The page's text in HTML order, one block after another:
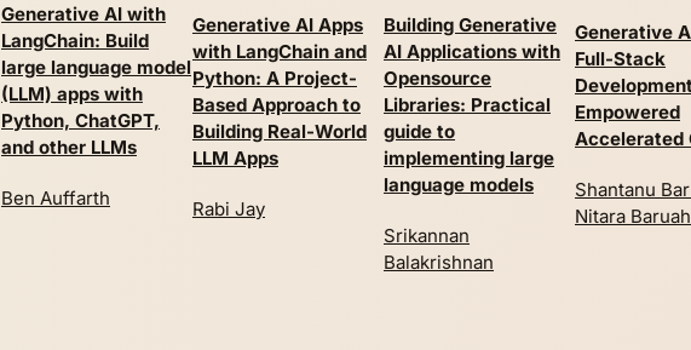
Generative AI with
LangChain: Build
large language model
(LLM) apps with
Python, ChatGPT,
and other LLMs
Ben Auffarth
Generative AI Apps
with LangChain and
Python: A Project-
Based Approach to
Building Real-World
LLM Apps
Rabi Jay
Building Generative
AI Applications with
Opensource
Libraries: Practical
guide to
implementing large
language models
Srikannan
Balakrishnan
Generative
Full-Stack
Empowered
Accelerated
Shantanu
Nitara Baruah